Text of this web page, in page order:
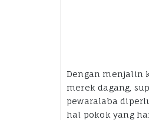
Dengan menjalin
merek dagang,
pewaralaba
hal pokok yang